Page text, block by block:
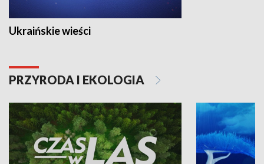
Ukraińskie wieści
PRZYRODA I EKOLOGIA